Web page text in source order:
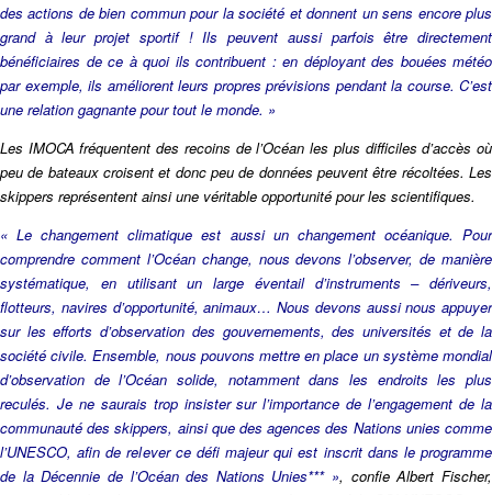
des actions de bien commun pour la société et donnent un sens encore plus
grand à leur projet sportif ! Ils peuvent aussi parfois être directement
bénéficiaires de ce à quoi ils contribuent : en déployant des bouées météo
par exemple, ils améliorent leurs propres prévisions pendant la course. C’est
une relation gagnante pour tout le monde. »
Les IMOCA fréquentent des recoins de l’Océan les plus difficiles d’accès où
peu de bateaux croisent et donc peu de données peuvent être récoltées. Les
skippers représentent ainsi une véritable opportunité pour les scientifiques.
« Le changement climatique est aussi un changement océanique. Pour
comprendre comment l’Océan change, nous devons l’observer, de manière
systématique, en utilisant un large éventail d’instruments – dériveurs,
flotteurs, navires d’opportunité, animaux… Nous devons aussi nous appuyer
sur les efforts d’observation des gouvernements, des universités et de la
société civile. Ensemble, nous pouvons mettre en place un système mondial
d’observation de l’Océan solide, notamment dans les endroits les plus
reculés. Je ne saurais trop insister sur l’importance de l’engagement de la
communauté des skippers, ainsi que des agences des Nations unies comme
l’UNESCO, afin de relever ce défi majeur qui est inscrit dans le programme
de la Décennie de l’Océan des Nations Unies*** », confie Albert Fischer,